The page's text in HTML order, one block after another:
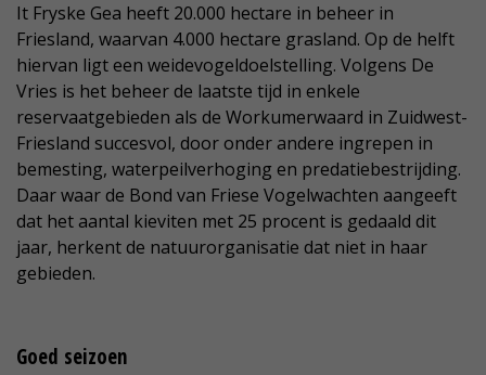
It Fryske Gea heeft 20.000 hectare in beheer in
Friesland, waarvan 4.000 hectare grasland. Op de helft
hiervan ligt een weidevogeldoelstelling. Volgens De
Vries is het beheer de laatste tijd in enkele
reservaatgebieden als de Workumerwaard in Zuidwest-
Friesland succesvol, door onder andere ingrepen in
bemesting, waterpeilverhoging en predatiebestrijding.
Daar waar de Bond van Friese Vogelwachten aangeeft
dat het aantal kieviten met 25 procent is gedaald dit
jaar, herkent de natuurorganisatie dat niet in haar
gebieden.
Goed seizoen